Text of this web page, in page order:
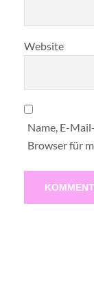
Website
Name, E-
Browser für